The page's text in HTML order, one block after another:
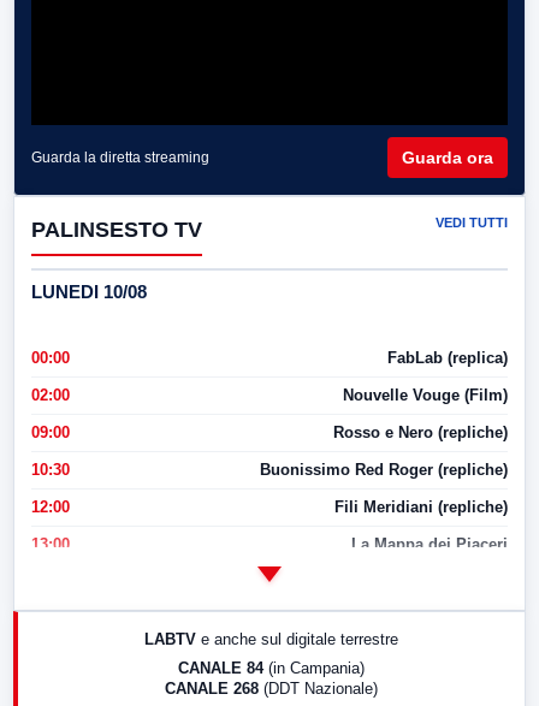
Guarda la diretta streaming Guarda ora
PALINSESTO TV VEDI TUTTI
LUNEDI 10/08
00:00 FabLab (replica)
02:00 Nouvelle Vouge (Film)
09:00 Rosso e Nero (repliche)
10:30 Buonissimo Red Roger (repliche)
12:00 Fili Meridiani (repliche)
13:00 La Mappa dei Piaceri
LABTV e anche sul digitale terrestre
CANALE 84 (in Campania)
CANALE 268 (DDT Nazionale)